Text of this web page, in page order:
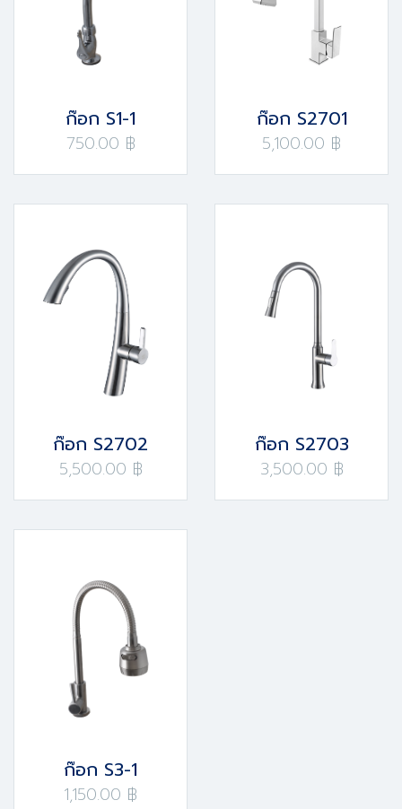
ก๊อก S1-1
750.00 ฿
ก๊อก S2701
5,100.00 ฿
ก๊อก S2702
5,500.00 ฿
ก๊อก S2703
3,500.00 ฿
ก๊อก S3-1
1,150.00 ฿